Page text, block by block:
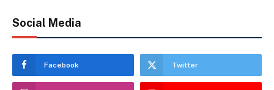
Social Media
Facebook Twitter